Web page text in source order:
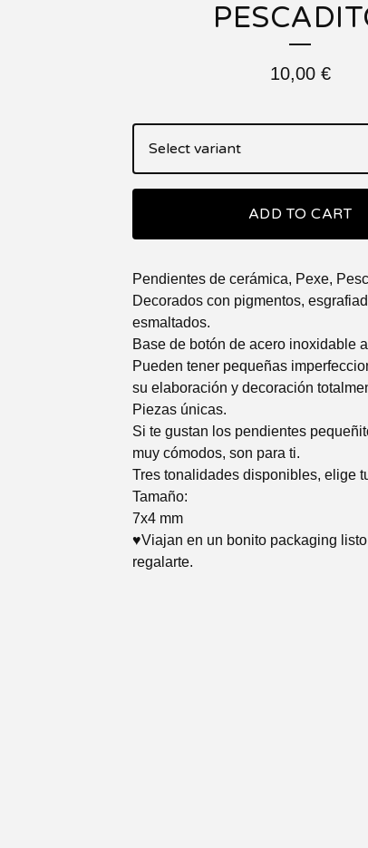
10,00 €
ADD TO CART
Pendientes de cerámica, Pexe,
Decorados con pigmentos,
esmaltados.
Base de botón de acero inoxidable
Pueden tener pequeñas
su elaboración y decoración
Piezas únicas.
Si te gustan los pendientes
muy cómodos, son para ti.
Tres tonalidades disponibles, elige
Tamaño:
7x4 mm
♥Viajan en un bonito packaging
regalarte.